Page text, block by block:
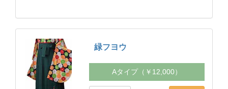
緑フヨウ
Aタイプ（￥12,000）